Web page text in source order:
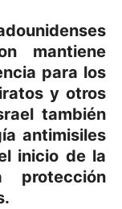
mantiene
para los
y otros
también
antimisiles
inicio de la